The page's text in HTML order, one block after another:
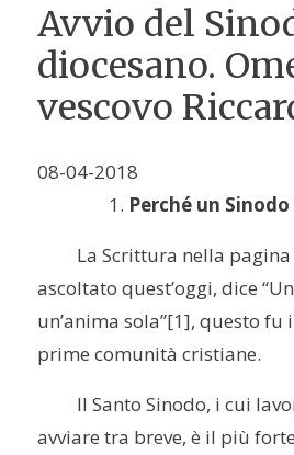
Avvio del
diocesano.
vescovo
08-04-2018
Perché un
La Scrittura nella pagina
ascoltato quest’oggi, dice
un’anima sola”[1], questo fu
prime comunità cristiane.
Il Santo Sinodo, i cui
avviare tra breve, è il più